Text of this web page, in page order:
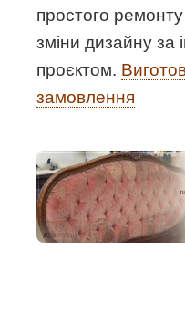
простого
зміни дизайну за
проєктом.
замовлення